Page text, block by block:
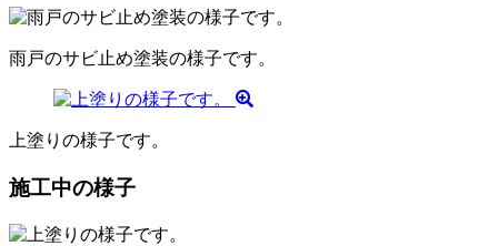
雨戸のサビ止め塗装の様子です。
上塗りの様子です。
施工中の様子